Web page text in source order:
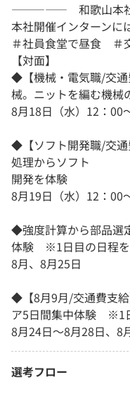
――――― 和歌山
本社開催インターンに
＃社員食堂で昼食 ＃
【対面】
◆【機械・電気職/交
械。ニットを編む機械
8月18日（水）12：00
◆【ソフト開発職/交通
処理からソフト
開発を体験
8月19日（水）12：00
◆強度計算から部品選
体験 ※1日目の日程を
8月、8月25日
◆【8月9月/交通費支
ア5日間集中体験 ※1
8月24日～8月28日、8
選考フロー